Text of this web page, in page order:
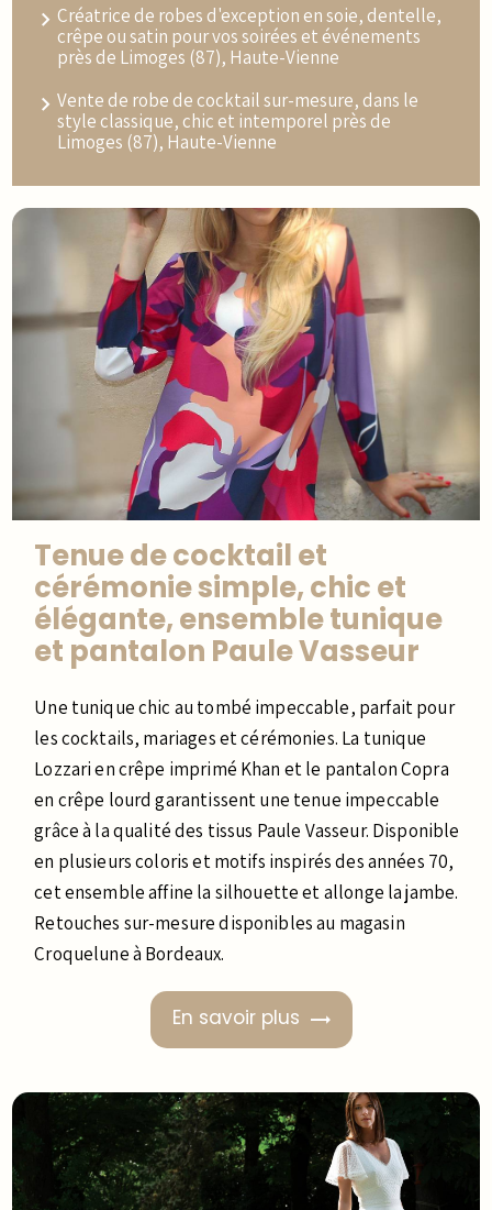
Créatrice de robes d'exception en soie, dentelle,
crêpe ou satin pour vos soirées et événements
près de Limoges (87), Haute-Vienne
Vente de robe de cocktail sur-mesure, dans le
style classique, chic et intemporel près de
Limoges (87), Haute-Vienne
Tenue de cocktail et
cérémonie simple, chic et
élégante, ensemble tunique
et pantalon Paule Vasseur
Une tunique chic au tombé impeccable, parfait pour
les cocktails, mariages et cérémonies. La tunique
Lozzari en crêpe imprimé Khan et le pantalon Copra
en crêpe lourd garantissent une tenue impeccable
grâce à la qualité des tissus Paule Vasseur. Disponible
en plusieurs coloris et motifs inspirés des années 70,
cet ensemble affine la silhouette et allonge la jambe.
Retouches sur-mesure disponibles au magasin
Croquelune à Bordeaux.
En savoir plus